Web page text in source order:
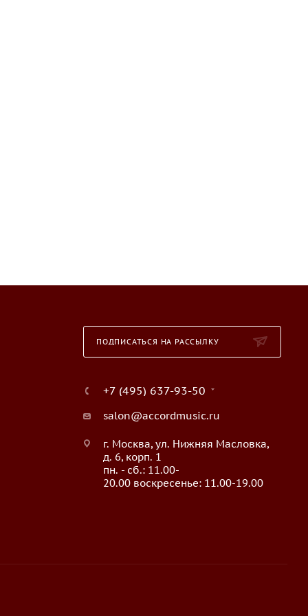
ПОДПИСАТЬСЯ НА РАССЫЛКУ
+7 (495) 637-93-50
salon@accordmusic.ru
г. Москва, ул. Нижняя Масловка,
д. 6, корп. 1
пн. - сб.: 11.00-
20.00 воскресенье: 11.00-19.00